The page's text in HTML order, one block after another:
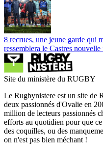
8 recrues, une jeune garde qui
ressemblera le Castres
Site du ministère du RUGBY
Le Rugbynistere est un site de
deux passionnés d'Ovalie en
million de lecteurs passionnés
efforts au quotidien pour que
des coquilles, ou des
on n'est pas bien méchant !